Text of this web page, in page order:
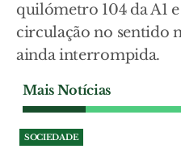
quilómetro 104 da A1
circulação no sentido
ainda interrompida.
Mais Notícias
SOCIEDADE